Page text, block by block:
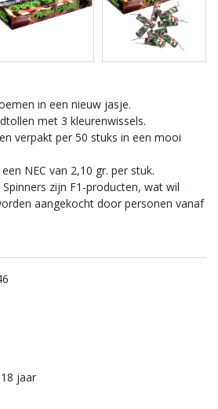
in een nieuw jasje.
met 3 kleurenwissels.
verpakt per 50 stuks in een mooi
NEC van 2,10 gr. per stuk.
zijn F1-producten, wat wil
aangekocht door personen vanaf
jaar